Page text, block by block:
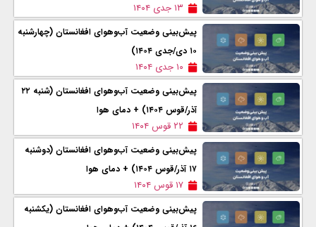
۱۳ جدی ۱۴۰۴
پیش‌بینی وضعیت آب‌وهوای افغانستان (چهارشنبه
۱۰ دی/جدی ۱۴۰۴)
۱۰ جدی ۱۴۰۴
پیش‌بینی وضعیت آب‌وهوای افغانستان (شنبه ۲۲
آذر/قوس ۱۴۰۴) + دمای هوا
۲۲ قوس ۱۴۰۴
پیش‌بینی وضعیت آب‌وهوای افغانستان (دوشنبه
۱۷ آذر/قوس ۱۴۰۴) + دمای هوا
۱۷ قوس ۱۴۰۴
پیش‌بینی وضعیت آب‌وهوای افغانستان (یکشنبه